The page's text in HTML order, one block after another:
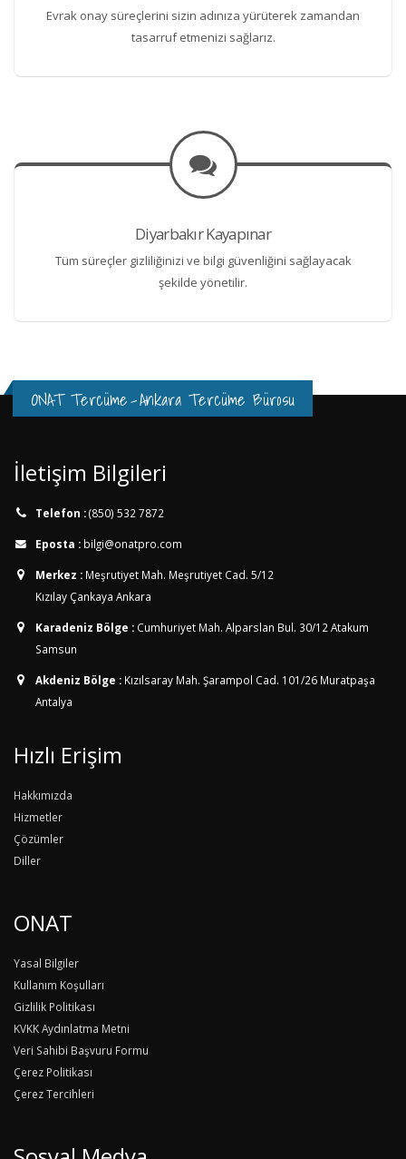
Evrak onay süreçlerini sizin adınıza yürüterek zamandan
tasarruf etmenizi sağlarız.
Diyarbakır Kayapınar
Tüm süreçler gizliliğinizi ve bilgi güvenliğini sağlayacak
şekilde yönetilir.
ONAT Tercüme-Ankara Tercüme Bürosu
İletişim Bilgileri
Telefon :(850) 532 7872
Eposta : bilgi@onatpro.com
Merkez : Meşrutiyet Mah. Meşrutiyet Cad. 5/12
Kızılay Çankaya Ankara
Karadeniz Bölge : Cumhuriyet Mah. Alparslan Bul. 30/12 Atakum
Samsun
Akdeniz Bölge : Kızılsaray Mah. Şarampol Cad. 101/26 Muratpaşa
Antalya
Hızlı Erişim
Hakkımızda
Hizmetler
Çözümler
Diller
ONAT
Yasal Bilgiler
Kullanım Koşulları
Gizlilik Politikası
KVKK Aydınlatma Metni
Veri Sahibi Başvuru Formu
Çerez Politikası
Çerez Tercihleri